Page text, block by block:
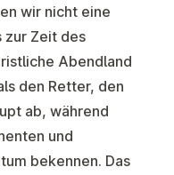
wir nicht eine
zur Zeit des
Abendland
den Retter, den
ab, während
und
bekennen. Das